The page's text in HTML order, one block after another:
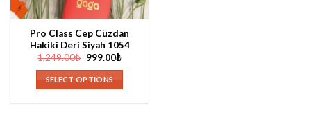
Pro Class Cep Cüzdan
Hakiki Deri Siyah 1054
1,249.00₺ Orijinal
1,249.00₺.
999.00₺Şu
SELECT OPTIONS